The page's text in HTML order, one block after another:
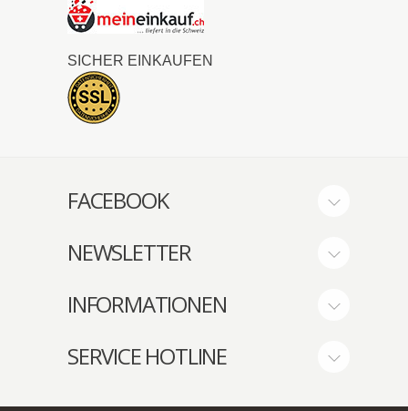
SICHER EINKAUFEN
FACEBOOK
NEWSLETTER
INFORMATIONEN
SERVICE HOTLINE